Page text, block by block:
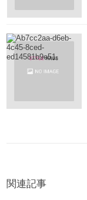
関連記事